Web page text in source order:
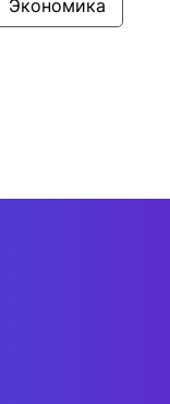
Экономика